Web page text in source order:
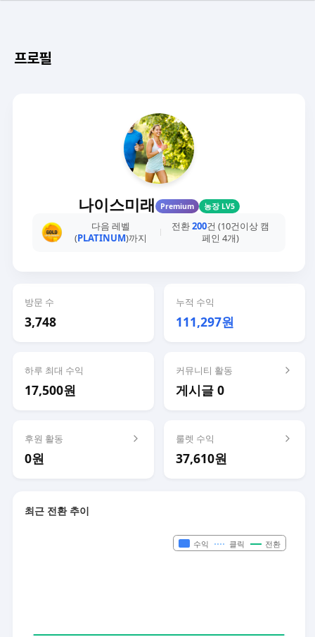
프로필
나이스미래 Premium 농장 LV5
다음 레벨
(PLATINUM)까지
전환200건 (10건이상 캠
페인 4개)
방문 수
3,748
누적 수익
111,297원
하루 최대 수익
17,500원
커뮤니티 활동
게시글 0
후원 활동
0원
룰렛 수익
37,610원
최근 전환 추이